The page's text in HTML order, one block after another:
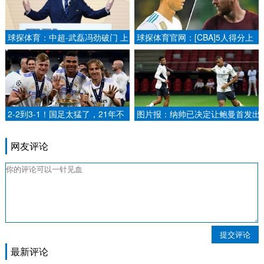
球探体育：中超-武磊冯劲破门 上
海海港2-0深圳新鹏城.
球探体育官网：[CBA]5人得分上
双 上海艰难战胜宁波.
2-2到3-1！国足太猛了，21年不
炉.
图片报：纳帅已决定让鲍曼首发出
网友评论
提交评论
最新评论